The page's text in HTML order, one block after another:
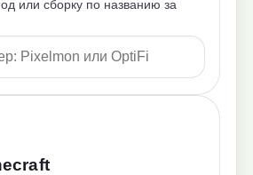
или сборку по названию за